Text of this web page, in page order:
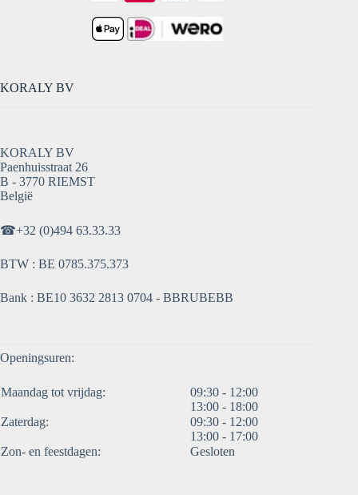
KORALY BV
KORALY BV
Paenhuisstraat 26
B - 3770 RIEMST
België
☎+32 (0)494 63.33.33
BTW : BE 0785.375.373
Bank : BE10 3632 2813 0704 - BBRUBEBB
Openingsuren:
Maandag tot vrijdag:
09:30 - 12:00
13:00 - 18:00
Zaterdag:
09:30 - 12:00
13:00 - 17:00
Zon- en feestdagen:
Gesloten